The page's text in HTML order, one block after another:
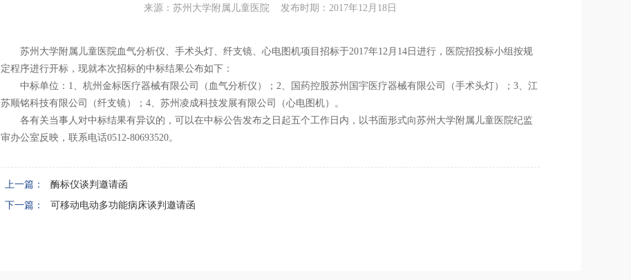
来源：苏州大学附属儿童医院 发布时期：2017年12月18日
苏州大学附属儿童医院血气分析仪、手术头灯、纤支镜、心电图机项目招标于2017年12月14日进行，医院招投标小组按规
定程序进行开标，现就本次招标的中标结果公布如下：
中标单位：1、杭州金标医疗器械有限公司（血气分析仪）；2、国药控股苏州国宇医疗器械有限公司（手术头灯）；3、江
苏顺铭科技有限公司（纤支镜）；4、苏州凌成科技发展有限公司（心电图机）。
各有关当事人对中标结果有异议的，可以在中标公告发布之日起五个工作日内，以书面形式向苏州大学附属儿童医院纪监
审办公室反映，联系电话0512-80693520。
上一篇：
酶标仪谈判邀请函
下一篇：
可移动电动多功能病床谈判邀请函